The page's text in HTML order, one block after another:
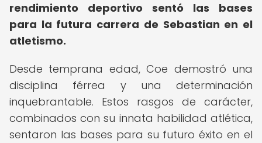
rendimiento deportivo sentó las bases
para la futura carrera de Sebastian en el
atletismo.
Desde temprana edad, Coe demostró una
disciplina férrea y una determinación
inquebrantable. Estos rasgos de carácter,
combinados con su innata habilidad atlética,
sentaron las bases para su futuro éxito en el